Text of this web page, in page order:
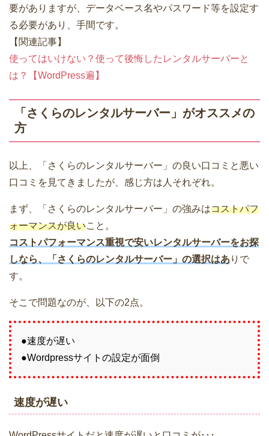
要がありますが、データベース名やパスワード等を設定す
る必要があり、手間です。
【関連記事】
使ってはいけない？使って後悔したレンタルサーバーと
は？【WordPress遍】
「さくらのレンタルサーバー」がオススメの
方
以上、「さくらのレンタルサーバー」の良い口コミと悪い
口コミを見てきましたが、感じ方は人それぞれ。
まず、「さくらのレンタルサーバー」の強みはコストパフ
ォーマンスが良いこと。
コストパフォーマンス重視で安いレンタルサーバーをお探
しなら、「さくらのレンタルサーバー」の選択はありで
す。
そこで問題なのが、以下の2点。
●速度が遅い
●Wordpressサイトの設定が面倒
速度が遅い